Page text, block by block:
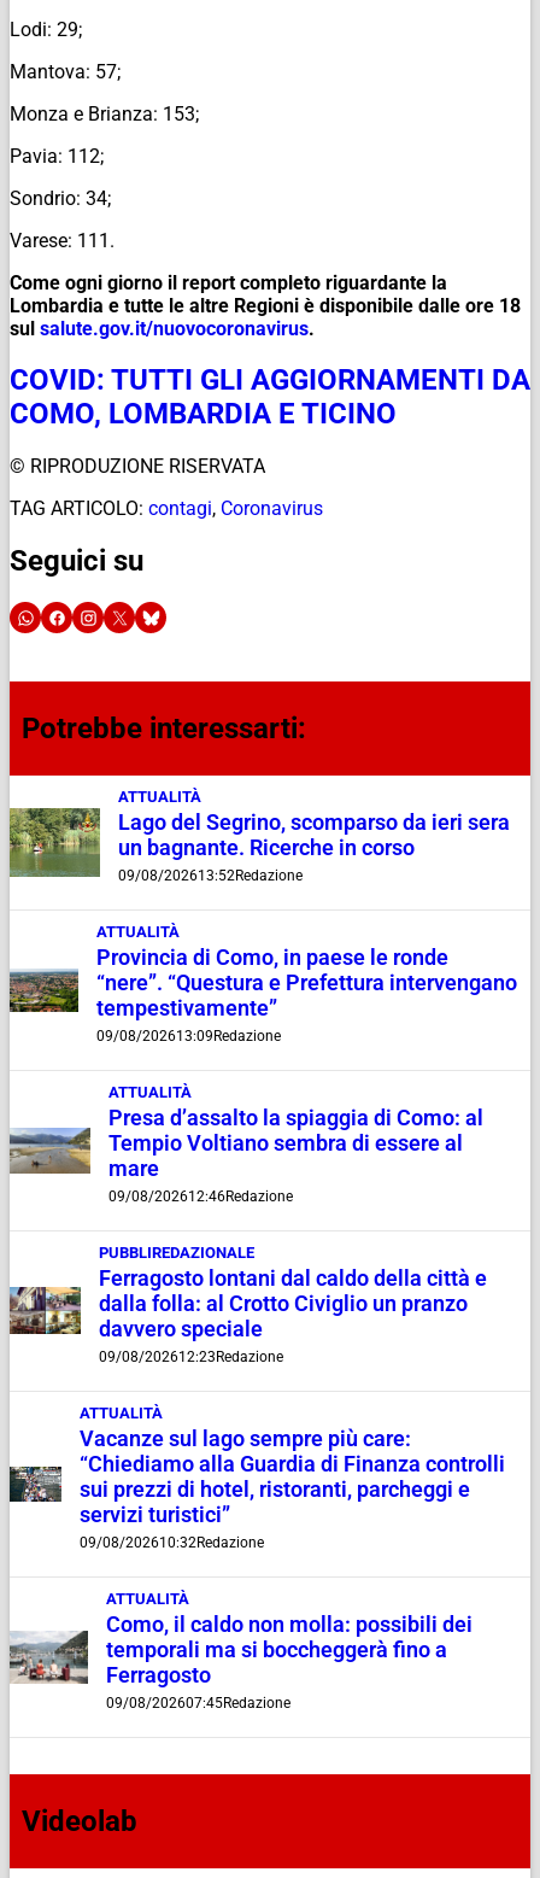
Lodi: 29;
Mantova: 57;
Monza e Brianza: 153;
Pavia: 112;
Sondrio: 34;
Varese: 111.
Come ogni giorno il report completo riguardante la
Lombardia e tutte le altre Regioni è disponibile dalle ore 18
sul salute.gov.it/nuovocoronavirus.
COVID: TUTTI GLI AGGIORNAMENTI DA
COMO, LOMBARDIA E TICINO
© RIPRODUZIONE RISERVATA
TAG ARTICOLO: contagi, Coronavirus
Seguici su
Potrebbe interessarti:
ATTUALITÀ
Lago del Segrino, scomparso da ieri sera
un bagnante. Ricerche in corso
09/08/202613:52Redazione
ATTUALITÀ
Provincia di Como, in paese le ronde
“nere”. “Questura e Prefettura intervengano
tempestivamente”
09/08/202613:09 Redazione
ATTUALITÀ
Presa d’assalto la spiaggia di Como: al
Tempio Voltiano sembra di essere al
mare
09/08/202612:46Redazione
PUBBLIREDAZIONALE
Ferragosto lontani dal caldo della città e
dalla folla: al Crotto Civiglio un pranzo
davvero speciale
09/08/202612:23 Redazione
ATTUALITÀ
Vacanze sul lago sempre più care:
“Chiediamo alla Guardia di Finanza controlli
sui prezzi di hotel, ristoranti, parcheggi e
servizi turistici”
09/08/202610:32Redazione
ATTUALITÀ
Como, il caldo non molla: possibili dei
temporali ma si boccheggerà fino a
Ferragosto
09/08/202607:45Redazione
Videolab